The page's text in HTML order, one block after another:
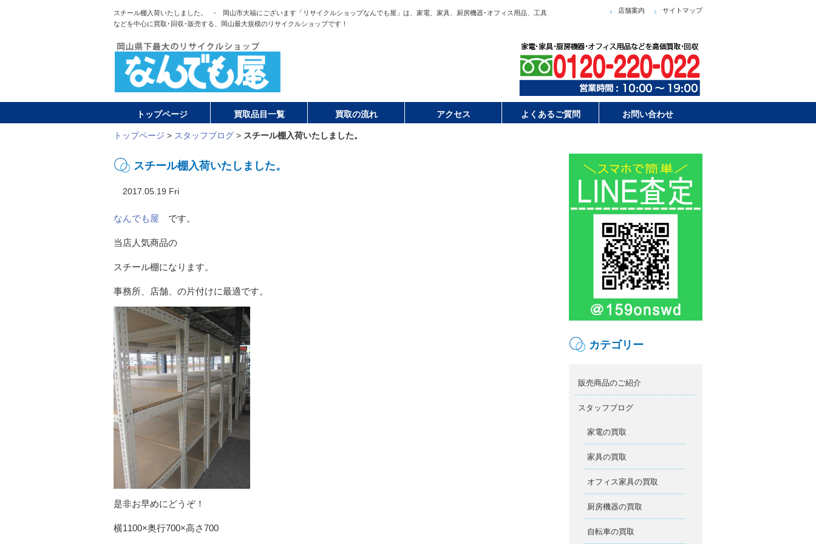
スチール棚入荷いたしました。 - 岡山市大福にございます「リサイクルショップなんでも屋」は、家電、家具、厨房機器･オフィス用品、工具
などを中心に買取･回収･販売する、岡山最大規模のリサイクルショップです！
店舗案内 サイトマップ
トップページ 買取品目一覧 買取の流れ アクセス よくあるご質問 お問い合わせ
トップページ > スタッフブログ > スチール棚入荷いたしました。
スチール棚入荷いたしました。
2017.05.19 Fri
なんでも屋 です。
当店人気商品の
スチール棚になります。
事務所、店舗、の片付けに最適です。
是非お早めにどうぞ！
横1100×奥行700×高さ700
カテゴリー
販売商品のご紹介
スタッフブログ
家電の買取
家具の買取
オフィス家具の買取
厨房機器の買取
自転車の買取